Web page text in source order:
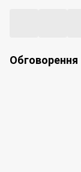
Обговорення